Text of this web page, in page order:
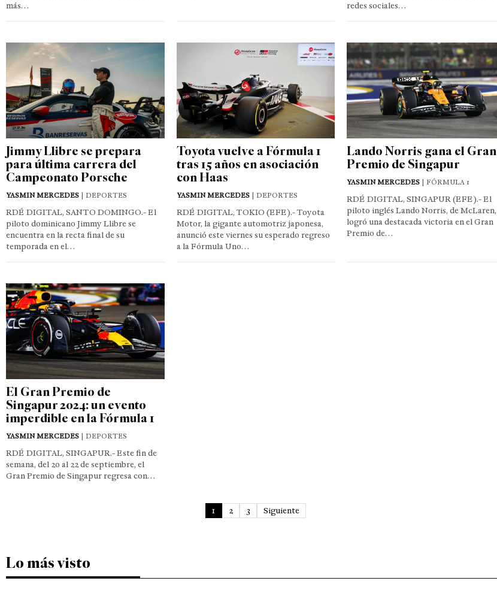
más…
redes sociales…
Jimmy Llibre se prepara
para última carrera del
Campeonato Porsche
YASMIN MERCEDES | DEPORTES
RDÉ DIGITAL, SANTO DOMINGO.- El
piloto dominicano Jimmy Llibre se
encuentra en la recta final de su
temporada en el…
Toyota vuelve a Fórmula 1
tras 15 años en asociación
con Haas
YASMIN MERCEDES| DEPORTES
RDÉ DIGITAL, TOKIO (EFE).- Toyota
Motor, la gigante automotriz japonesa,
anunció este viernes su esperado regreso
a la Fórmula Uno…
Lando Norris gana el Gran
Premio de Singapur
YASMIN MERCEDES | FÓRMULA 1
RDÉ DIGITAL, SINGAPUR (EFE).- El
piloto inglés Lando Norris, de McLaren,
logró una destacada victoria en el Gran
Premio de…
El Gran Premio de
Singapur 2024: un evento
imperdible en la Fórmula 1
YASMIN MERCEDES | DEPORTES
RDÉ DIGITAL, SINGAPUR.- Este fin de
semana, del 20 al 22 de septiembre, el
Gran Premio de Singapur regresa con…
1 2 3 Siguiente
Lo más visto